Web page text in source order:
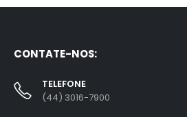
CONTATE-NOS:
TELEFONE
(44) 3016-7900